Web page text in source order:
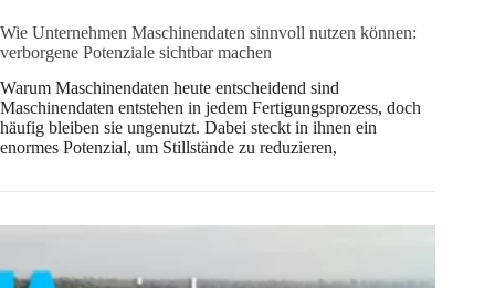
Wie Unternehmen Maschinendaten sinnvoll nutzen können:
verborgene Potenziale sichtbar machen
Warum Maschinendaten heute entscheidend sind
Maschinendaten entstehen in jedem Fertigungsprozess, doch
häufig bleiben sie ungenutzt. Dabei steckt in ihnen ein
enormes Potenzial, um Stillstände zu reduzieren,